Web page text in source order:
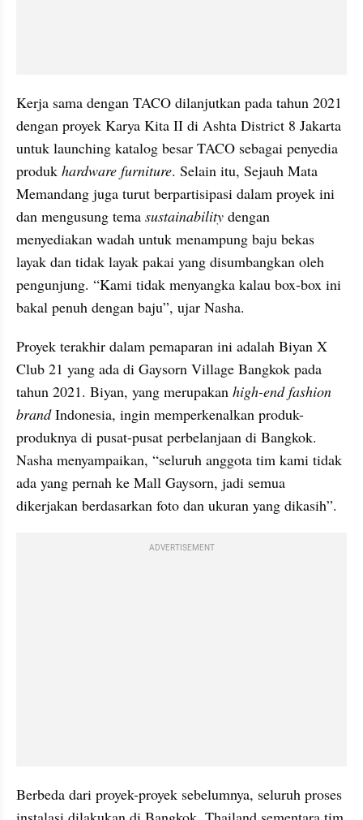
Kerja sama dengan TACO dilanjutkan pada tahun 2021
dengan proyek Karya Kita II di Ashta District 8 Jakarta
untuk launching katalog besar TACO sebagai penyedia
produk hardware furniture. Selain itu, Sejauh Mata
Memandang juga turut berpartisipasi dalam proyek ini
dan mengusung tema sustainability dengan
menyediakan wadah untuk menampung baju bekas
layak dan tidak layak pakai yang disumbangkan oleh
pengunjung. “Kami tidak menyangka kalau box-box ini
bakal penuh dengan baju”, ujar Nasha.
Proyek terakhir dalam pemaparan ini adalah Biyan X
Club 21 yang ada di Gaysorn Village Bangkok pada
tahun 2021. Biyan, yang merupakan high-end fashion
brand Indonesia, ingin memperkenalkan produk-
produknya di pusat-pusat perbelanjaan di Bangkok.
Nasha menyampaikan, “seluruh anggota tim kami tidak
ada yang pernah ke Mall Gaysorn, jadi semua
dikerjakan berdasarkan foto dan ukuran yang dikasih”.
ADVERTISEMENT
Berbeda dari proyek-proyek sebelumnya, seluruh proses